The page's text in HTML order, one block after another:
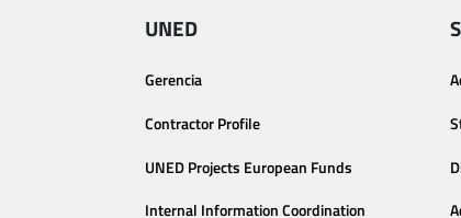
UNED
Gerencia
Contractor Profile
UNED Projects European Funds
Internal Information Coordination